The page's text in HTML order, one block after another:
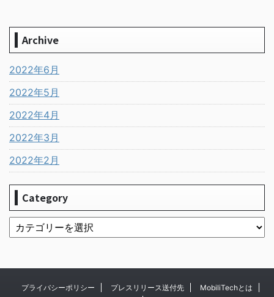
Archive
2022年6月
2022年5月
2022年4月
2022年3月
2022年2月
Category
プライバシーポリシー プレスリリース送付先
MobiliTechとは